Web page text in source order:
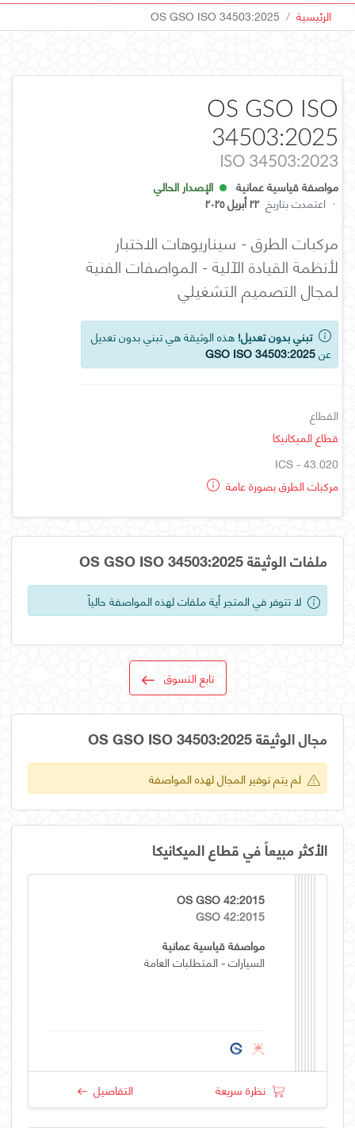
الرئيسية OS GSO ISO 34503:2025
OS GSO ISO
34503:2025
ISO 34503:2023
مواصفة قياسية عمانية
الإصدار الحالي
· اعتمدت بتاريخ ٢٢ أبريل ٢٠٢٥
مركبات الطرق - سيناريوهات الاختبار
لأنظمة القيادة الآلية - المواصفات الفنية
لمجال التصميم التشغيلي
تبني بدون تعديل! هذه الوثيقة هي تبني بدون تعديل
عنGSO ISO 34503:2025
القطاع
قطاع الميكانيكا
ICS - 43.020
مركبات الطرق بصورة عامة
ملفات الوثيقة OS GSO ISO 34503:2025
لا تتوفر في المتجر أية ملفات لهذه المواصفة حالياً
تابع التسوق
مجال الوثيقة OS GSO ISO 34503:2025
لم يتم توفير المجال لهذه المواصفة
الأكثر مبيعاً في قطاع الميكانيكا
OS GSO 42:2015
GSO 42:2015
مواصفة قياسية عمانية
السيارات - المتطلبات العامة
نظرة سريعة التفاصيل